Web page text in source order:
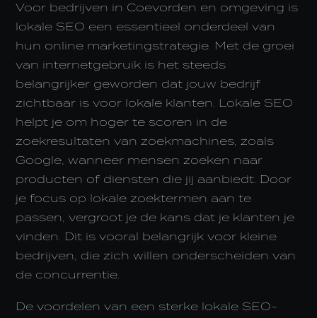
Voor bedrijven in Coevorden en omgeving is
lokale SEO een essentieel onderdeel van
hun online marketingstrategie. Met de groei
van internetgebruik is het steeds
belangrijker geworden dat jouw bedrijf
zichtbaar is voor lokale klanten. Lokale SEO
helpt je om hoger te scoren in de
zoekresultaten van zoekmachines, zoals
Google, wanneer mensen zoeken naar
producten of diensten die jij aanbiedt. Door
je focus op lokale zoektermen aan te
passen, vergroot je de kans dat je klanten je
vinden. Dit is vooral belangrijk voor kleine
bedrijven, die zich willen onderscheiden van
de concurrentie.
De voordelen van een sterke lokale SEO-